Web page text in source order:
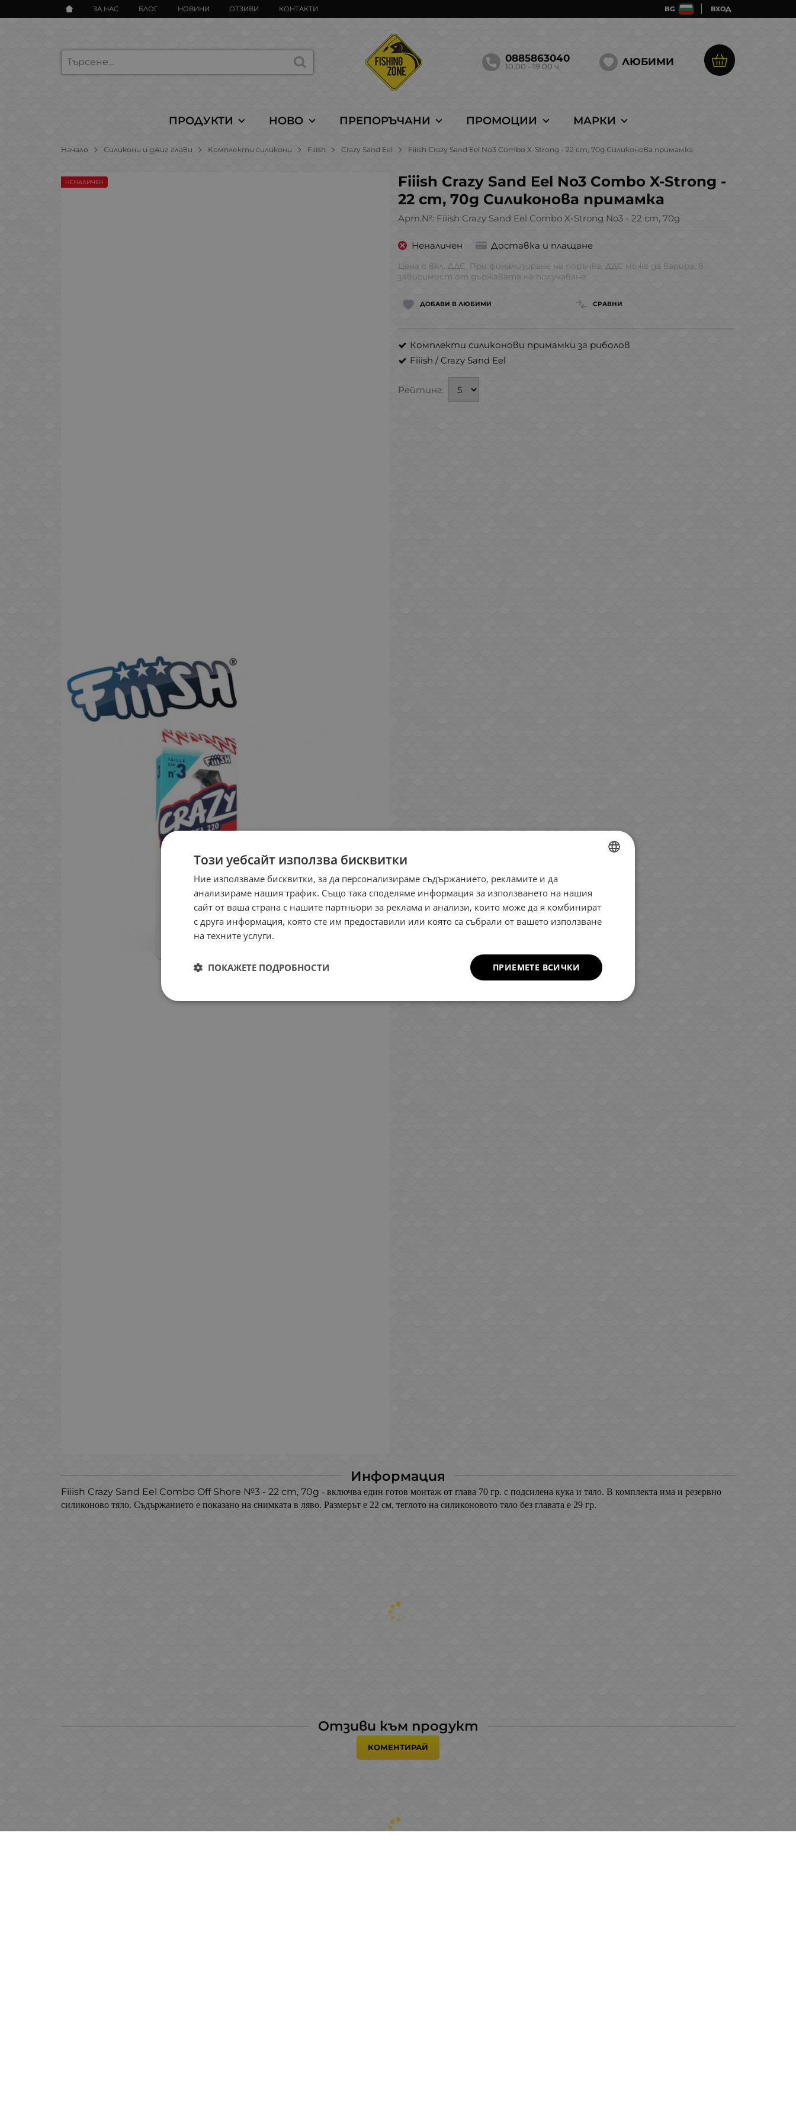
ЗА НАС БЛОГ НОВИНИ ОТЗИВИ КОНТАКТИ BG ВХОД
0885863040
10.00 - 19.00 ч. ЛЮБИМИ
ПРОДУКТИ ПРОМОЦИИ
НОВО ПРЕПОРЪЧАНИ МАРКИ
Начало Силикони и джиг глави Комплекти силикони Fiiish Crazy Sand Eel Fiiish Crazy Sand Eel No3 Combo X-Strong - 22 cm, 70g Силиконова примамка
Fiiish Crazy Sand Eel No3 Combo X-Strong -
22 cm, 70g Силиконова примамка
Арт.№: Fiiish Crazy Sand Eel Combo X-Strong No3 - 22 cm, 70g
НЕНАЛИЧЕН
Неналичен Доставка и плащане
Цена с вкл. ДДС. При финализиране на поръчка, ДДС може да варира, в
зависимост от държавата на получаване.
ДОБАВИ В ЛЮБИМИ СРАВНИ
Комплекти силиконови примамки за риболов
Fiiish / Crazy Sand Eel
Рейтинг:
Информация
Fiiish Crazy Sand Eel Combo Off Shore №3 - 22 cm, 70g - включва един готов монтаж от глава 70 гр. с подсилена кука и тяло. В комплекта има и резервно
силиконово тяло. Съдържанието е показано на снимката в ляво. Размерът е 22 см, теглото на силиконовото тяло без главата е 29 гр.
Отзиви към продукт
КОМЕНТИРАЙ
ENGLISH
Този уебсайт използва бисквитки
Ние използваме бисквитки, за да персонализираме съдържанието, рекламите и да
анализираме нашия трафик. Също така споделяме информация за използването на нашия
сайт от ваша страна с нашите партньори за реклама и анализи, които може да я комбинират
с друга информация, която сте им предоставили или която са събрали от вашето използване
на техните услуги.
ПРИЕМЕТЕ ВСИЧКИ
ПОКАЖЕТЕ ПОДРОБНОСТИ